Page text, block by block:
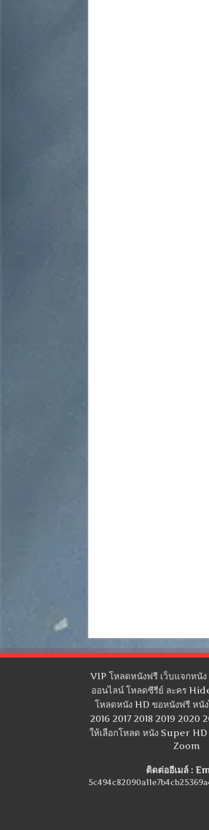
VIP โหลดหนังฟรี เว็บแจกหนั
ออนไลน์ โหลดซีรีย์ ละคร
โหลดหนัง HD ขอหนังฟรี หนัง
2016 2017 2018 2019 2020
ให้เลือกโหลด หนัง Super
Zoom
ติดต่ออีเมล์ :